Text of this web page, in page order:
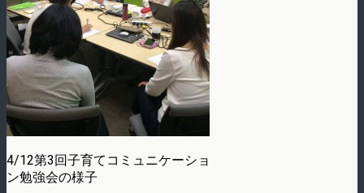
4/12第3回子育てコミュニケーショ
ン勉強会の様子